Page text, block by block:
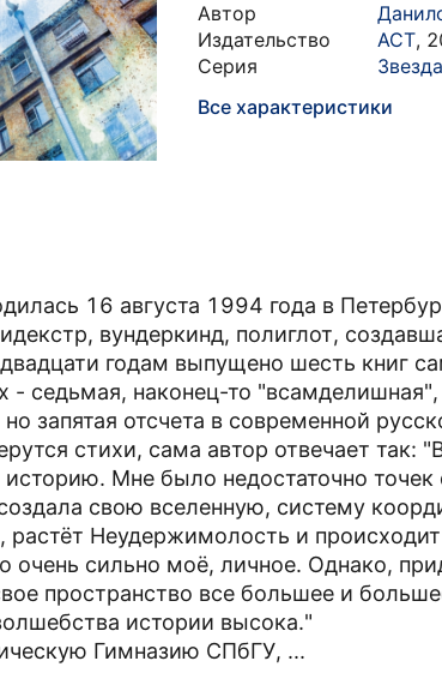
Автор
Издательство
АСТ,
Серия
Все характеристики
16 августа 1994 года в
вундеркинд, полиглот,
годам выпущено шесть книг
- седьмая, наконец-то "всамделишная",
запятая отсчета в современной
стихи, сама автор отвечает так:
Мне было недостаточно точек
свою вселенную, систему
Неудержимолость и происходит
очень сильно моё, личное. Однако,
пространство все большее и
истории высока."
Гимназию СПбГУ, ...